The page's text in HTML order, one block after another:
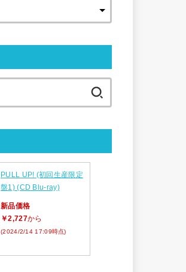
PULL UP! (初回生産限定
盤1) (CD Blu-ray)
新品価格
￥2,727から
(2024/2/14 17:09時点)